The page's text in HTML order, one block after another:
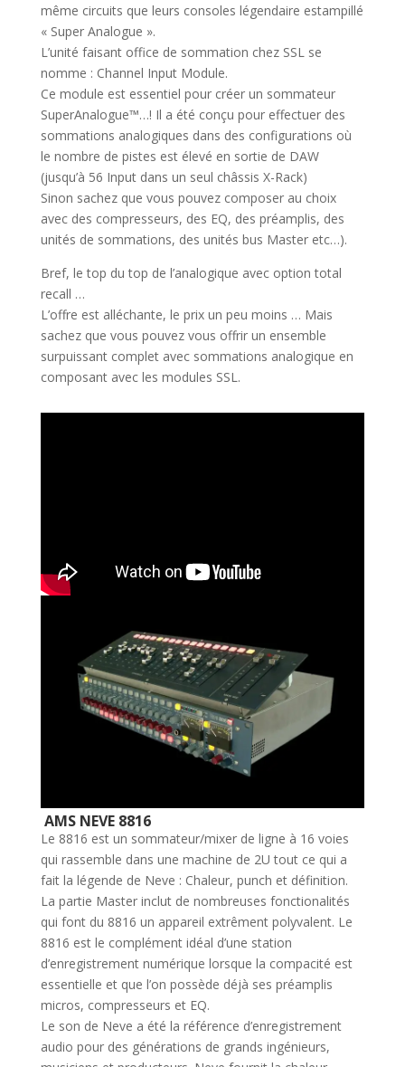
même circuits que leurs consoles légendaire estampillé
« Super Analogue ».
L’unité faisant office de sommation chez SSL se
nomme : Channel Input Module.
Ce module est essentiel pour créer un sommateur
SuperAnalogue™…! Il a été conçu pour effectuer des
sommations analogiques dans des configurations où
le nombre de pistes est élevé en sortie de DAW
(jusqu’à 56 Input dans un seul châssis X-Rack)
Sinon sachez que vous pouvez composer au choix
avec des compresseurs, des EQ, des préamplis, des
unités de sommations, des unités bus Master etc…).
Bref, le top du top de l’analogique avec option total
recall …
L’offre est alléchante, le prix un peu moins … Mais
sachez que vous pouvez vous offrir un ensemble
surpuissant complet avec sommations analogique en
composant avec les modules SSL.
AMS NEVE 8816
Le 8816 est un sommateur/mixer de ligne à 16 voies
qui rassemble dans une machine de 2U tout ce qui a
fait la légende de Neve : Chaleur, punch et définition.
La partie Master inclut de nombreuses fonctionalités
qui font du 8816 un appareil extrêment polyvalent. Le
8816 est le complément idéal d’une station
d’enregistrement numérique lorsque la compacité est
essentielle et que l’on possède déjà ses préamplis
micros, compresseurs et EQ.
Le son de Neve a été la référence d’enregistrement
audio pour des générations de grands ingénieurs,